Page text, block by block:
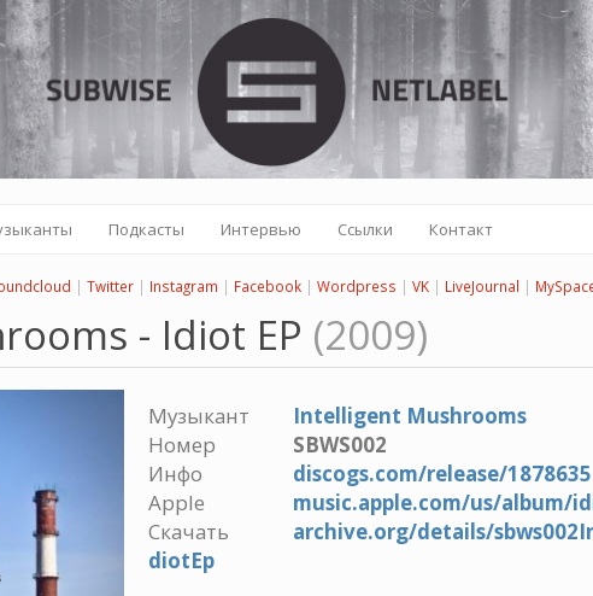
Подкасты Интервью Ссылки Контакт
| Twitter | Instagram | Facebook | Wordpress | VK | LiveJournal |
- Idiot EP (2009)
Музыкант
Intelligent Mushrooms
Номер
SBWS002
Инфо
discogs.com/release/1878635
Apple
music.apple.com/us/album/
Скачать
archive.org/details/
diotEp